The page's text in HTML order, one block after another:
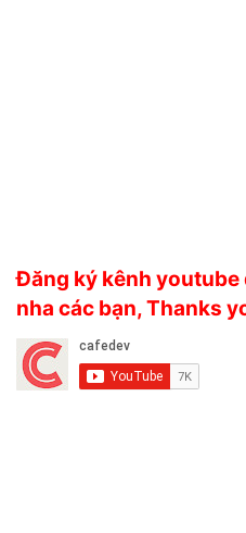
Đăng ký kênh youtube
nha các bạn, Thanks